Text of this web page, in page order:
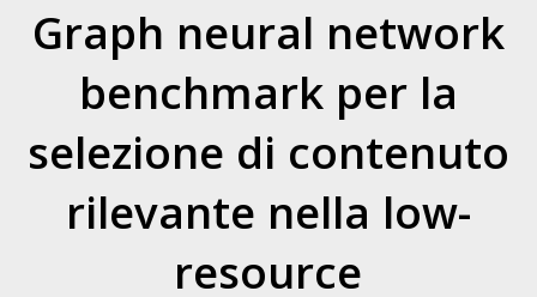
Graph neural network
benchmark per la
selezione di contenuto
rilevante nella low-
resource